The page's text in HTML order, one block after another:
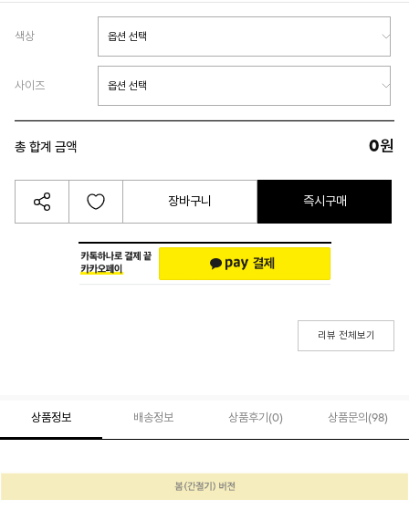
색상
사이즈
총 합계 금액 0원
장바구니 즉시구매
리뷰 전체보기
상품정보 배송정보 상품후기(0) 상품문의 (98)